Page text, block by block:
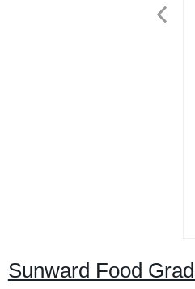
Sunward Food